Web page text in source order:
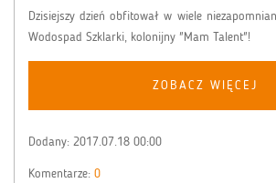
Dzisiejszy dzień obfitował w wiele
Wodospad Szklarki, kolonijny "Mam Talent"!
ZOBACZ WIĘCEJ
Dodany: 2017.07.18 00:00
Komentarze: 0